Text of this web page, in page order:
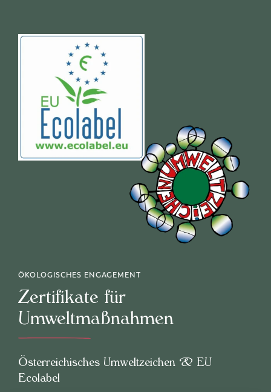
ÖKOLOGISCHES ENGAGEMENT
Zertifikate für
Umweltmaßnahmen
Österreichisches Umweltzeichen & EU
Ecolabel